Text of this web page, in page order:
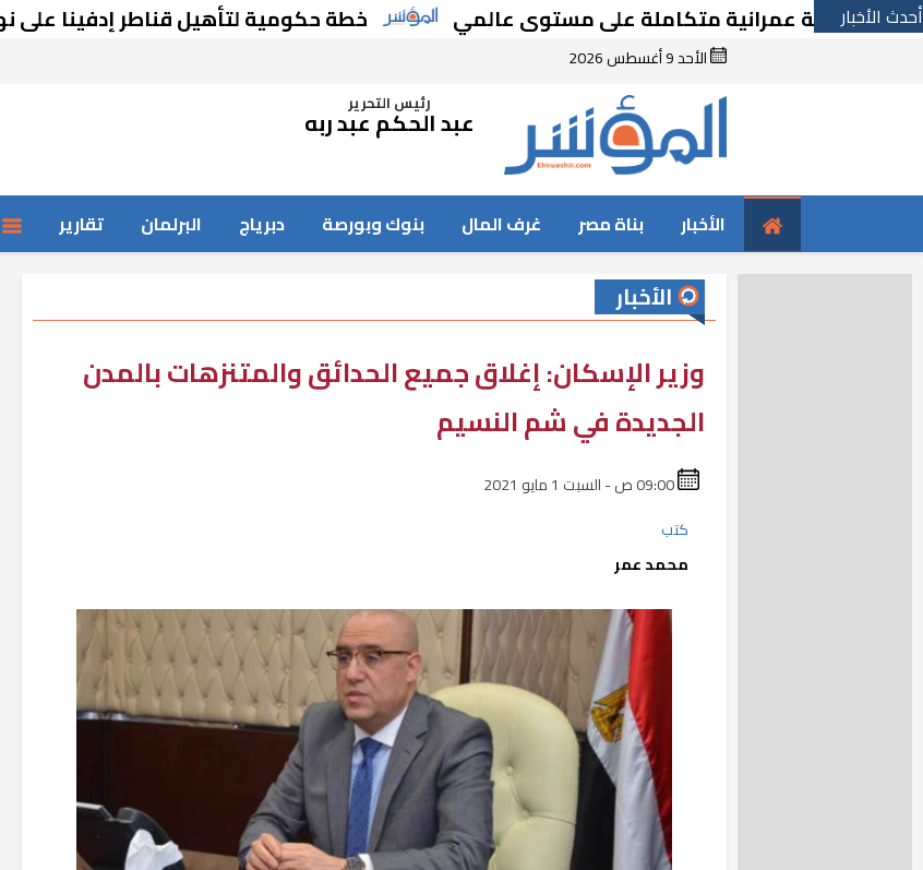
أحدث الأخبارعمرانية متكاملة على مستوى عالمي خطة حكومية لتأهيل قناطر إدفينا على نهر النيل
الأحد 9 أغسطس 2026
رئيس التحرير
عبد الحكم عبد ربه
الأخبار بناة مصر غرف المال بنوك وبورصة دبرياج البرلمان تقارير
الأخبار
وزير الإسكان: إغلاق جميع الحدائق والمتنزهات بالمدن
الجديدة في شم النسيم
كتب
محمد عمر